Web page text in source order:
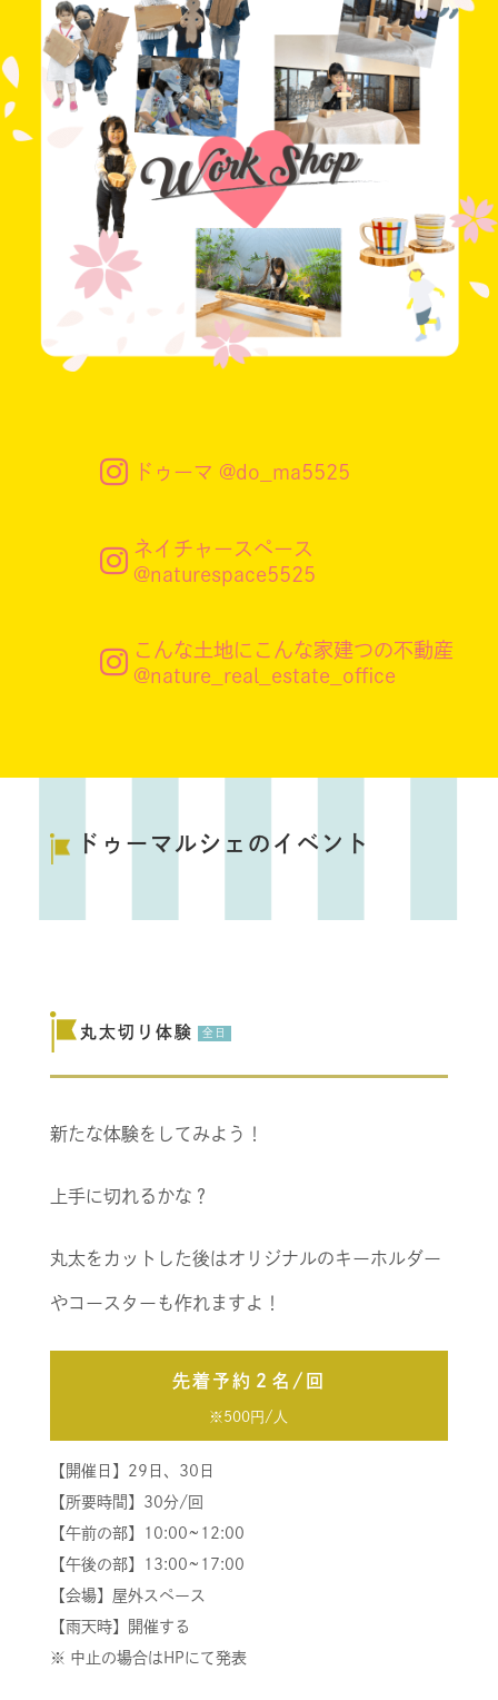
 ドゥーマ @do_ma5525
 ネイチャースペース
@naturespace5525
 こんな土地にこんな家建つの不動産
@nature_real_estate_office
ドゥーマルシェのイベント
丸太切り体験 全日
新たな体験をしてみよう！
上手に切れるかな？
丸太をカットした後はオリジナルのキーホルダー
やコースターも作れますよ！
先着予約２名/回
※500円/人
【開催日】29日、30日
【所要時間】30分/回
【午前の部】10:00~12:00
【午後の部】13:00~17:00
【会場】屋外スペース
【雨天時】開催する
※ 中止の場合はHPにて発表